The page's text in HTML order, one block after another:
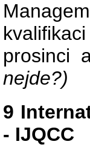
prosinci
nejde?)
9
- IJQCC